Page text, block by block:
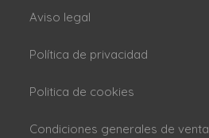
Aviso legal
Política de privacidad
Politica de cookies
Condiciones generales de venta